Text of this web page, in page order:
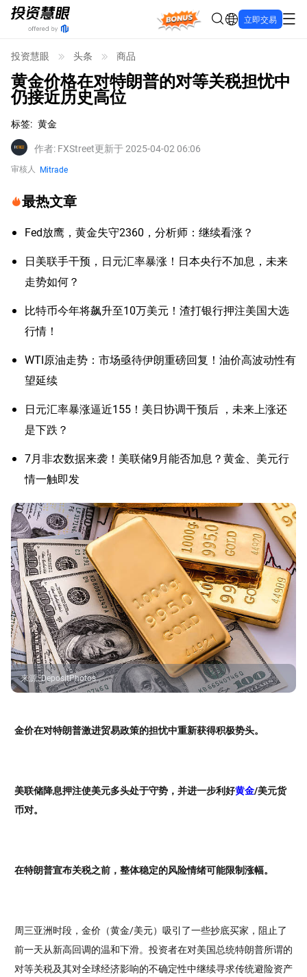
Bonus 立即交易
投资慧眼 头条 商品
黄金价格在对特朗普的对等关税担忧中
仍接近历史高位
标签: 黄金
作者: FXStreet更新于 2025-04-02 06:06
审核人 Mitrade
最热文章
Fed放鹰，黄金失守2360，分析师：继续看涨？
日美联手干预，日元汇率暴涨！日本央行不加息，未来
走势如何？
比特币今年将飙升至10万美元！渣打银行押注美国大选
行情！
WTI原油走势：市场亟待伊朗重磅回复！油价高波动性有
望延续
日元汇率暴涨逼近155！美日协调干预后 ，未来上涨还
是下跌？
7月非农数据来袭！美联储9月能否加息？黄金、美元行
情一触即发
来源:DepositPhotos
金价在对特朗普激进贸易政策的担忧中重新获得积极势头。
美联储降息押注使美元多头处于守势，并进一步利好黄金/美元货
币对。
在特朗普宣布关税之前，整体稳定的风险情绪可能限制涨幅。
周三亚洲时段，金价（黄金/美元）吸引了一些抄底买家，阻止了
前一天从新高回调的温和下滑。投资者在对美国总统特朗普所谓的
对等关税及其对全球经济影响的不确定性中继续寻求传统避险资产